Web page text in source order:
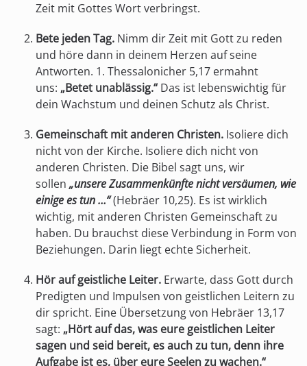
Zeit mit Gottes Wort verbringst.
Bete jeden Tag. Nimm dir Zeit mit Gott zu reden
und höre dann in deinem Herzen auf seine
Antworten. 1. Thessalonicher 5,17 ermahnt
uns: „Betet unablässig.“ Das ist lebenswichtig für
dein Wachstum und deinen Schutz als Christ.
Gemeinschaft mit anderen Christen. Isoliere dich
nicht von der Kirche. Isoliere dich nicht von
anderen Christen. Die Bibel sagt uns, wir
sollen „unsere Zusammenkünfte nicht versäumen, wie
einige es tun …“(Hebräer 10,25). Es ist wirklich
wichtig, mit anderen Christen Gemeinschaft zu
haben. Du brauchst diese Verbindung in Form von
Beziehungen. Darin liegt echte Sicherheit.
Hör auf geistliche Leiter. Erwarte, dass Gott durch
Predigten und Impulsen von geistlichen Leitern zu
dir spricht. Eine Übersetzung von Hebräer 13,17
sagt: „Hört auf das, was eure geistlichen Leiter
sagen und seid bereit, es auch zu tun, denn ihre
Aufgabe ist es, über eure Seelen zu wachen.“